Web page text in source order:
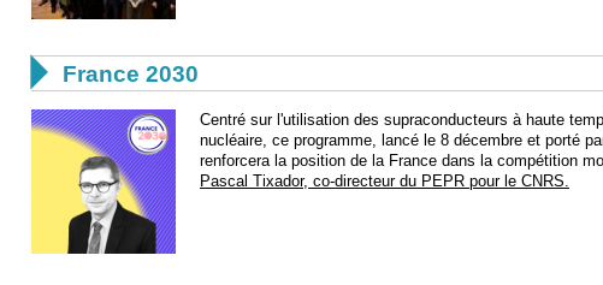
 France 2030
Centré sur l'utilisation des supraconducteurs à haute
nucléaire, ce programme, lancé le 8 décembre et porté
renforcera la position de la France dans la compétition
Pascal Tixador, co-directeur du PEPR pour le CNRS.